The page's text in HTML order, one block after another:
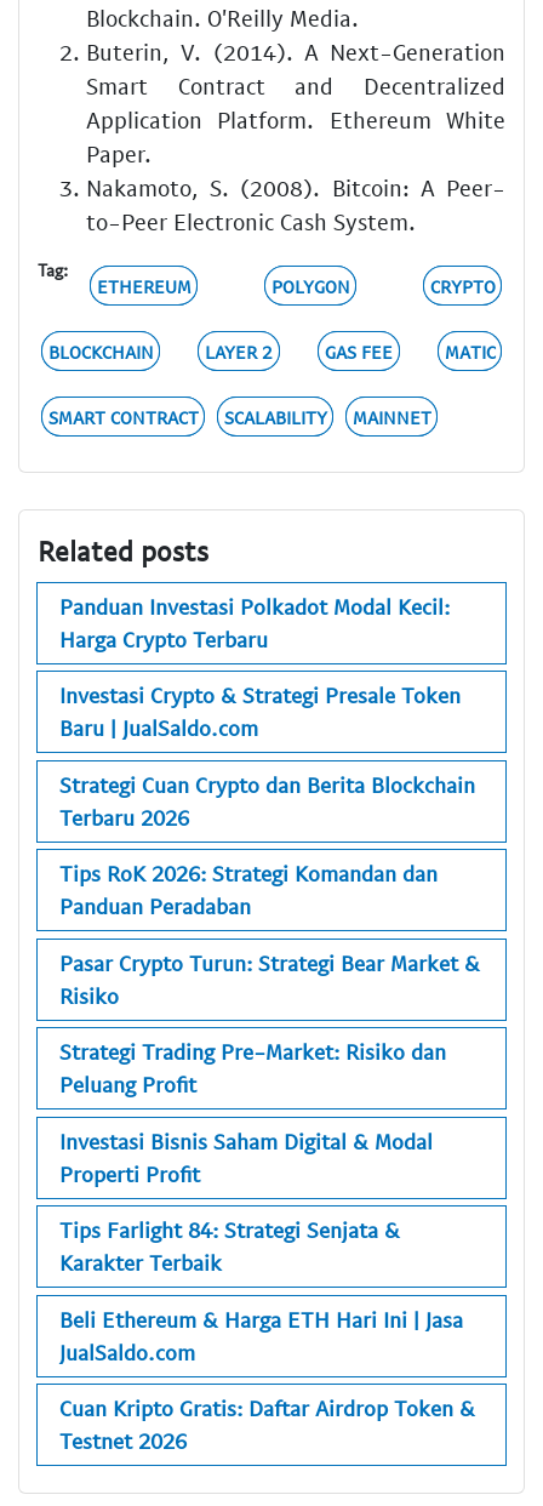
Blockchain. O'Reilly Media.
Buterin, V. (2014). A Next-Generation
Smart Contract and Decentralized
Application Platform. Ethereum White
Paper.
Nakamoto, S. (2008). Bitcoin: A Peer-
to-Peer Electronic Cash System.
Tag:
ETHEREUM POLYGON CRYPTO
BLOCKCHAIN LAYER 2 GAS FEE MATIC
SMART CONTRACT SCALABILITY MAINNET
Related posts
Panduan Investasi Polkadot Modal Kecil:
Harga Crypto Terbaru
Investasi Crypto & Strategi Presale Token
Baru | JualSaldo.com
Strategi Cuan Crypto dan Berita Blockchain
Terbaru 2026
Tips RoK 2026: Strategi Komandan dan
Panduan Peradaban
Pasar Crypto Turun: Strategi Bear Market &
Risiko
Strategi Trading Pre-Market: Risiko dan
Peluang Profit
Investasi Bisnis Saham Digital & Modal
Properti Profit
Tips Farlight 84: Strategi Senjata &
Karakter Terbaik
Beli Ethereum & Harga ETH Hari Ini | Jasa
JualSaldo.com
Cuan Kripto Gratis: Daftar Airdrop Token &
Testnet 2026